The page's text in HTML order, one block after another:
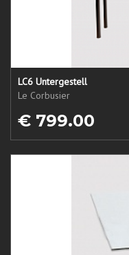
LC6 Untergestell
Le Corbusier
€ 799.00